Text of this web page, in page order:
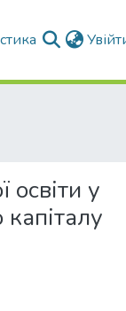
освіти у